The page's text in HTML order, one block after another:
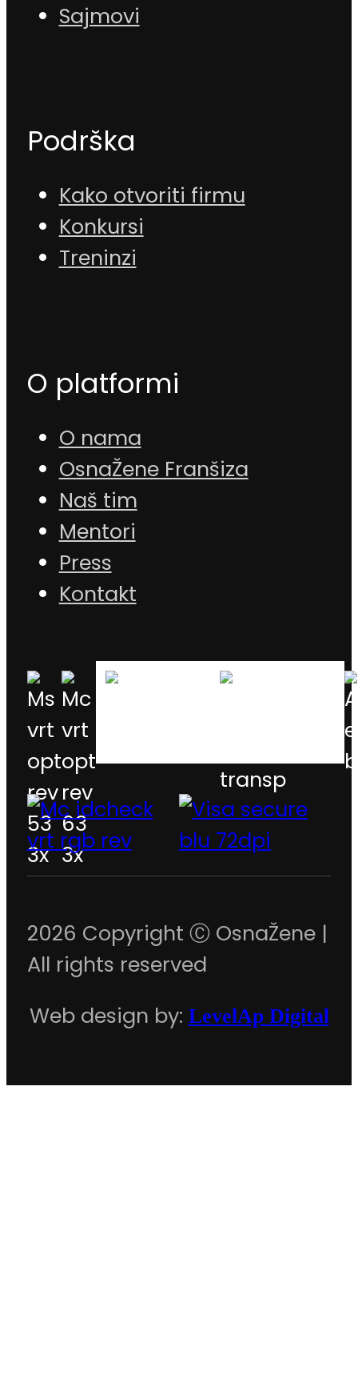
Sajmovi
Podrška
Kako otvoriti firmu
Konkursi
Treninzi
O platformi
O nama
OsnaŽene Franšiza
Naš tim
Mentori
Press
Kontakt
2026 Copyright Ⓒ OsnaŽene |
All rights reserved
Web design by: LevelAp Digital